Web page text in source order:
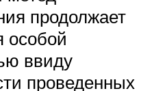
продолжает
особой
ввиду
проведенных